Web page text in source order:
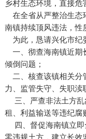
乡村生态环境，直接危
在全省从严整治生态
南镇持续顶风违法，性
为此，恳请兴化市纪
一、彻查海南镇近期
倾倒问题；
二、核查该镇相关分
力、监管失守、失职渎
三、严查非法土方乱
租、利益输送等违纪腐
四、督促海南镇立即
零违规土方，建立长效